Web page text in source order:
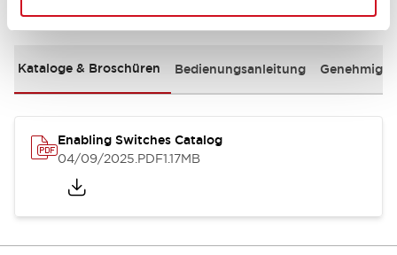
Kataloge & Broschüren Bedienungsanleitung
Enabling Switches Catalog
04/09/2025.PDF1.17MB